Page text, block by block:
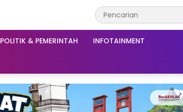
POLITIK & PEMERINTAH INFOTAINMENT